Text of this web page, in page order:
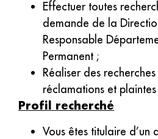
Effectuer toutes
demande de la
Responsable
Permanent ;
Réaliser des
réclamations et
Profil recherché
Vous êtes titulaire